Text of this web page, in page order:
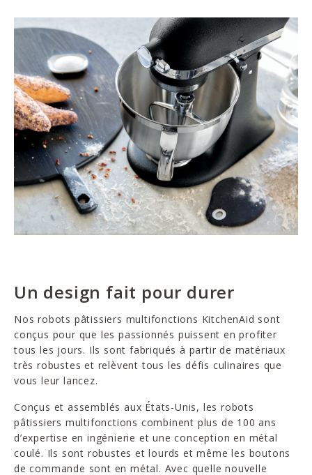
Un design fait pour durer
Nos robots pâtissiers multifonctions KitchenAid sont
conçus pour que les passionnés puissent en profiter
tous les jours. Ils sont fabriqués à partir de matériaux
très robustes et relèvent tous les défis culinaires que
vous leur lancez.
Conçus et assemblés aux États-Unis, les robots
pâtissiers multifonctions combinent plus de 100 ans
d’expertise en ingénierie et une conception en métal
coulé. Ils sont robustes et lourds et même les boutons
de commande sont en métal. Avec quelle nouvelle